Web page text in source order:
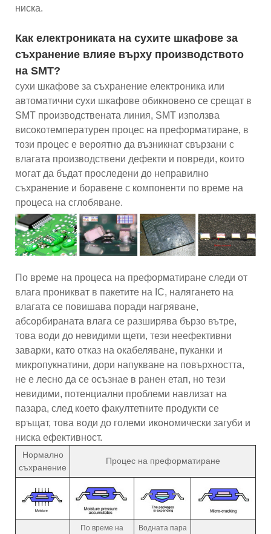
ниска.
Как електрониката на сухите шкафове за
съхранение влияе върху производството
на SMT?
сухи шкафове за съхранение електроника или
автоматични сухи шкафове обикновено се срещат в
SMT производствената линия, SMT използва
високотемпературен процес на преформатиране, в
този процес е вероятно да възникнат свързани с
влагата производствени дефекти и повреди, които
могат да бъдат проследени до неправилно
съхранение и боравене с компоненти по време на
процеса на сглобяване.
По време на процеса на преформатиране следи от
влага проникват в пакетите на IC, налягането на
влагата се повишава поради нагряване,
абсорбираната влага се разширява бързо вътре,
това води до невидими щети, тези неефективни
заварки, като отказ на окабеляване, пуканки и
микропукнатини, дори напукване на повърхността,
не е лесно да се осъзнае в ранен етап, но тези
невидими, потенциални проблеми навлизат на
пазара, след което факултетните продукти се
връщат, това води до големи икономически загуби и
ниска ефективност.
Нормално
съхранение
Процес на преформатиране
По време на
Водната пара